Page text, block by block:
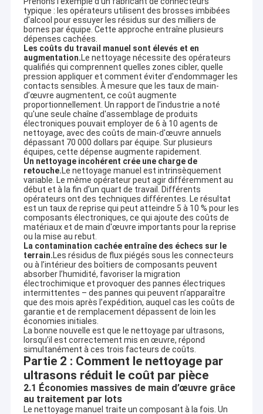
typique : les opérateurs utilisent des brosses imbibées
d'alcool pour essuyer les résidus sur des milliers de
bornes par équipe. Cette approche entraîne plusieurs
dépenses cachées.
Les coûts du travail manuel sont élevés et en
augmentation.Le nettoyage nécessite des opérateurs
qualifiés qui comprennent quelles zones cibler, quelle
pression appliquer et comment éviter d'endommager les
contacts sensibles. À mesure que les taux de main-
d’œuvre augmentent, ce coût augmente
proportionnellement. Un rapport de l'industrie a noté
qu'une seule chaîne d'assemblage de produits
électroniques pouvait employer de 6 à 10 agents de
nettoyage, avec des coûts de main-d'œuvre annuels
dépassant 70 000 dollars par équipe. Sur plusieurs
équipes, cette dépense augmente rapidement.
Un nettoyage incohérent crée une charge de
retouche.Le nettoyage manuel est intrinsèquement
variable. Le même opérateur peut agir différemment au
début et à la fin d'un quart de travail. Différents
opérateurs ont des techniques différentes. Le résultat
est un taux de reprise qui peut atteindre 5 à 10 % pour les
composants électroniques, ce qui ajoute des coûts de
matériaux et de main d'œuvre importants pour la reprise
ou la mise au rebut.
La contamination cachée entraîne des échecs sur le
terrain.Les résidus de flux piégés sous les connecteurs
ou à l’intérieur des boîtiers de composants peuvent
absorber l’humidité, favoriser la migration
électrochimique et provoquer des pannes électriques
intermittentes – des pannes qui peuvent n’apparaître
que des mois après l’expédition, auquel cas les coûts de
garantie et de remplacement dépassent de loin les
économies initiales.
La bonne nouvelle est que le nettoyage par ultrasons,
lorsqu’il est correctement mis en œuvre, répond
simultanément à ces trois facteurs de coûts.
Partie 2 : Comment le nettoyage par
ultrasons réduit le coût par pièce
2.1 Économies massives de main d’œuvre grâce
au traitement par lots
Le nettoyage manuel traite un composant à la fois. Un